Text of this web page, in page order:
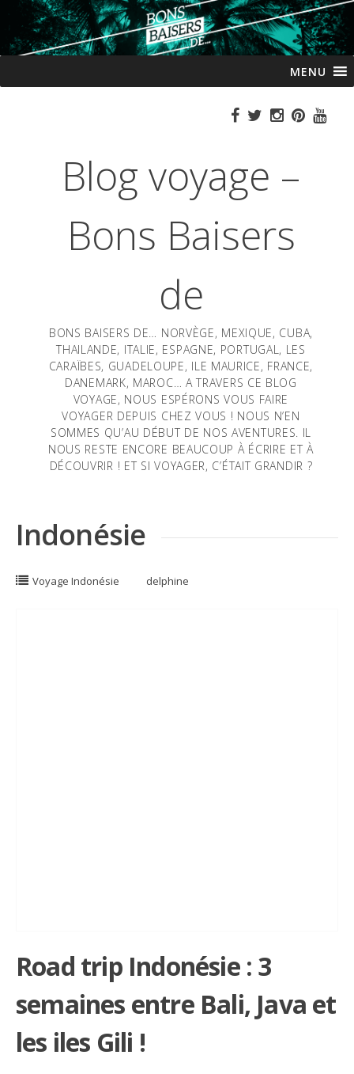
au
MENU
Blog voyage –
Bons Baisers
de
BONS BAISERS DE… NORVÈGE, MEXIQUE, CUBA,
THAILANDE, ITALIE, ESPAGNE, PORTUGAL, LES
CARAÏBES, GUADELOUPE, ILE MAURICE, FRANCE,
DANEMARK, MAROC… A TRAVERS CE BLOG
VOYAGE, NOUS ESPÉRONS VOUS FAIRE
VOYAGER DEPUIS CHEZ VOUS ! NOUS N’EN
SOMMES QU’AU DÉBUT DE NOS AVENTURES. IL
NOUS RESTE ENCORE BEAUCOUP À ÉCRIRE ET À
DÉCOUVRIR ! ET SI VOYAGER, C’ÉTAIT GRANDIR ?
Indonésie
Voyage Indonésie delphine
Road trip Indonésie : 3
semaines entre Bali, Java et
les iles Gili !